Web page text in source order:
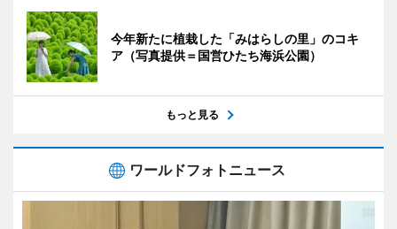
今年新たに植栽した「みはらしの里」のコキ
ア（写真提供＝国営ひたち海浜公園）
もっと見る
ワールドフォトニュース